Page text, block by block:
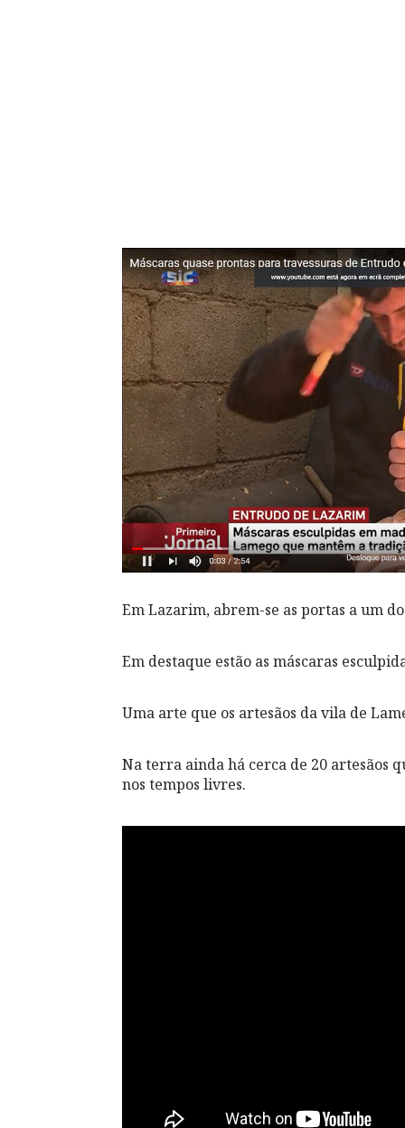
Em Lazarim, abrem-se as portas a um
Em destaque estão as máscaras
Uma arte que os artesãos da vila de
Na terra ainda há cerca de 20 artesãos
nos tempos livres.